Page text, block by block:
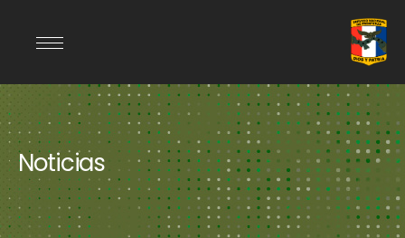
Noticias